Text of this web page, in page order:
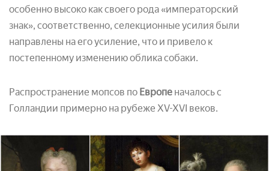
особенно высоко как своего рода «императорский
знак», соответственно, селекционные усилия были
направлены на его усиление, что и привело к
постепенному изменению облика собаки.
Распространение мопсов по Европе началось с
Голландии примерно на рубеже ХV-XVI веков.